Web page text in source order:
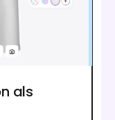
als